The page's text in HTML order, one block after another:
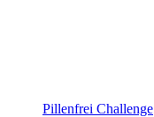
Pillenfrei Challenge